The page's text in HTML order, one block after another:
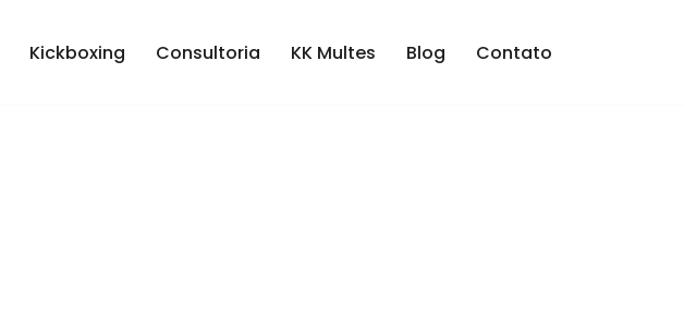
Kickboxing Consultoria KK Multes Blog Contato